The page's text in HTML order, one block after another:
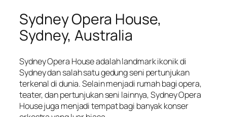
Sydney Opera House,
Sydney, Australia
Sydney Opera House adalah landmark ikonik di
Sydney dan salah satu gedung seni pertunjukan
terkenal di dunia. Selain menjadi rumah bagi opera,
teater, dan pertunjukan seni lainnya, Sydney Opera
House juga menjadi tempat bagi banyak konser